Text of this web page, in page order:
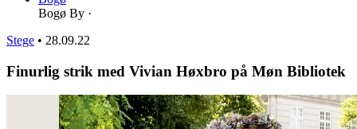
Bogø By ·
Stege • 28.09.22
Finurlig strik med Vivian Høxbro på Møn Bibliotek